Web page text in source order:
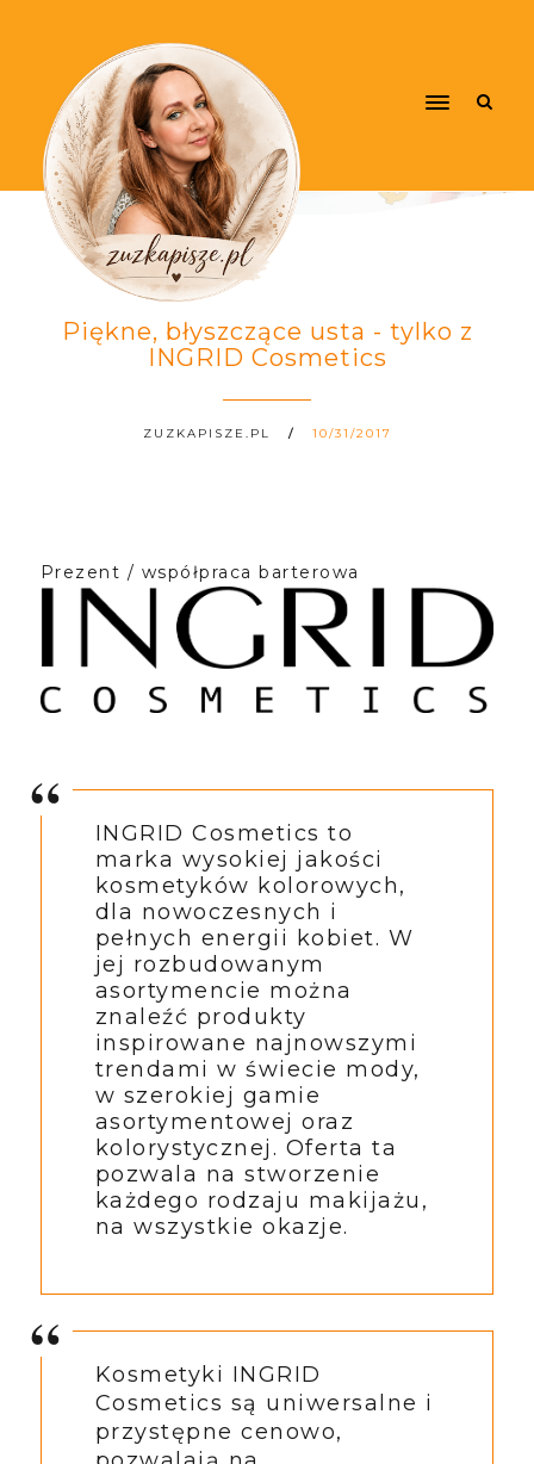
Piękne, błyszczące usta - tylko z
INGRID Cosmetics
ZUZKAPISZE.PL 10/31/2017
Prezent / współpraca barterowa
INGRID Cosmetics to
marka wysokiej jakości
kosmetyków kolorowych,
dla nowoczesnych i
pełnych energii kobiet. W
jej rozbudowanym
asortymencie można
znaleźć produkty
inspirowane najnowszymi
trendami w świecie mody,
w szerokiej gamie
asortymentowej oraz
kolorystycznej. Oferta ta
pozwala na stworzenie
każdego rodzaju makijażu,
na wszystkie okazje.
Kosmetyki INGRID
Cosmetics są uniwersalne i
przystępne cenowo,